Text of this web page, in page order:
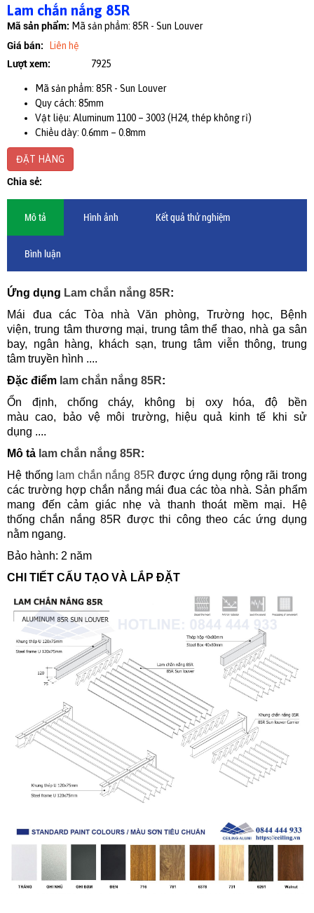
Lam chắn nắng 85R
Mã sản phẩm: Mã sản phẩm: 85R - Sun Louver
Giá bán: Liên hệ
Lượt xem: 7925
Mã sản phẩm: 85R - Sun Louver
Quy cách: 85mm
Vật liệu: Aluminum 1100 – 3003 (H24, thép không rỉ)
Chiều dày: 0.6mm – 0.8mm
ĐẶT HÀNG
Chia sẻ:
Mô tả Hình ảnh Kết quả thử nghiệm
Bình luận
Ứng dụng Lam chắn nắng 85R:
Mái đua các Tòa nhà Văn phòng, Trường học, Bệnh
viện, trung tâm thương mại, trung tâm thể thao, nhà ga sân
bay, ngân hàng, khách sạn, trung tâm viễn thông, trung
tâm truyền hình ....
Đặc điểm lam chắn nắng 85R:
Ổn định, chống cháy, không bị oxy hóa, độ bền
màu cao, bảo vệ môi trường, hiệu quả kinh tế khi sử
dụng ....
Mô tả lam chắn nắng 85R:
Hệ thống lam chắn nắng 85R được ứng dụng rộng rãi trong
các trường hợp chắn nắng mái đua các tòa nhà. Sản phẩm
mang đến cảm giác nhẹ và thanh thoát mềm mại. Hệ
thống chắn nắng 85R được thi công theo các ứng dụng
nằm ngang.
Bảo hành: 2 năm
CHI TIẾT CẤU TẠO VÀ LẮP ĐẶT